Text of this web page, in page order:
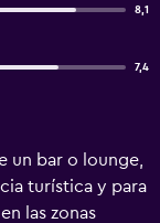
8,1
7,4
un bar o lounge,
turística y para
las zonas